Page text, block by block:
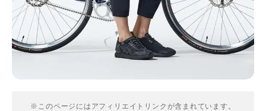
※このページにはアフィリエイトリンクが含まれています。